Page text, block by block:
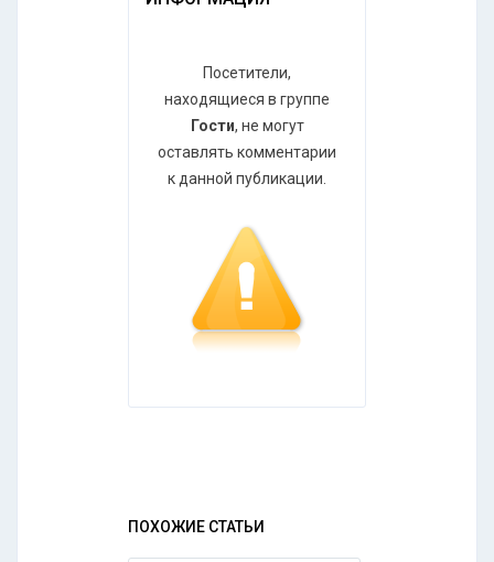
Посетители,
находящиеся в группе
Гости, не могут
оставлять комментарии
к данной публикации.
ПОХОЖИЕ СТАТЬИ